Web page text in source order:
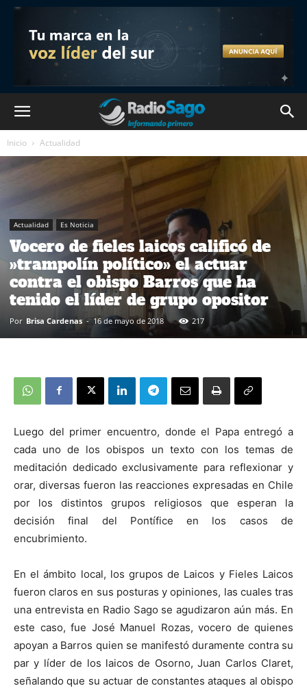
Inicio Actualidad
Actualidad Es Noticia
Vocero de fieles laicos calificó de
»trampolín político» el actuar
contra el obispo Barros que ha
tenido el líder de grupo opositor
Por Brisa Cardenas - 16 de mayo de 2018 217
Luego del primer encuentro, donde el Papa entregó a
cada uno de los obispos un texto con los temas de
meditación dedicado exclusivamente para reflexionar y
orar, diversas fueron las reacciones expresadas en Chile
por los distintos grupos religiosos que esperan la
decisión final del Pontífice en los casos de
encubrimiento.
En el ámbito local, los grupos de Laicos y Fieles Laicos
fueron claros en sus posturas y opiniones, las cuales tras
una entrevista en Radio Sago se agudizaron aún más. En
este caso, fue José Manuel Rozas, vocero de quienes
apoyan a Barros quien se manifestó duramente contra su
par y líder de los laicos de Osorno, Juan Carlos Claret,
señalando que su actuar de constantes ataques al obispo